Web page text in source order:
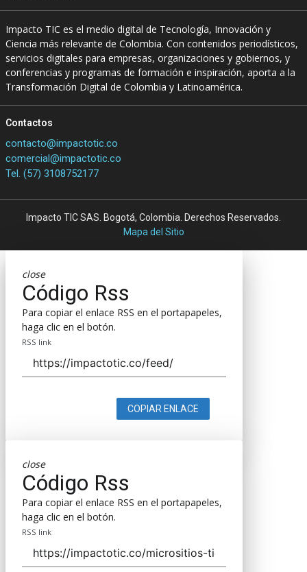
Impacto TIC es el medio digital de Tecnología, Innovación y
Ciencia más relevante de Colombia. Con contenidos periodísticos,
servicios digitales para empresas, organizaciones y gobiernos, y
conferencias y programas de formación e inspiración, aporta a la
Transformación Digital de Colombia y Latinoamérica.
Contactos
contacto@impactotic.co
comercial@impactotic.co
Tel. (57) 3108752177
Impacto TIC SAS. Bogotá, Colombia. Derechos Reservados.
Mapa del Sitio
close
Código Rss
Para copiar el enlace RSS en el portapapeles,
haga clic en el botón.
RSS link
COPIAR ENLACE
close
Código Rss
Para copiar el enlace RSS en el portapapeles,
haga clic en el botón.
RSS link